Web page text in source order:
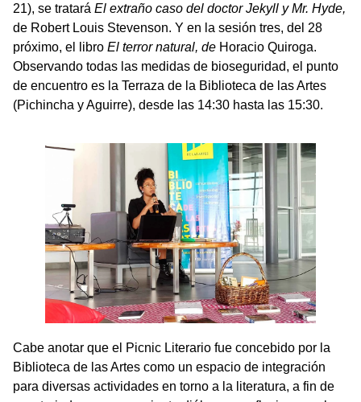
21), se tratará El extraño caso del doctor Jekyll y Mr. Hyde,
de Robert Louis Stevenson. Y en la sesión tres, del 28
próximo, el libro El terror natural, de Horacio Quiroga.
Observando todas las medidas de bioseguridad, el punto
de encuentro es la Terraza de la Biblioteca de las Artes
(Pichincha y Aguirre), desde las 14:30 hasta las 15:30.
Cabe anotar que el Picnic Literario fue concebido por la
Biblioteca de las Artes como un espacio de integración
para diversas actividades en torno a la literatura, a fin de